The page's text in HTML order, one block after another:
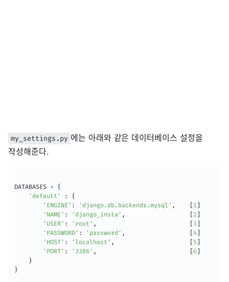
my_settings.py 에는 아래와 같은 데이터베이스 설정을
작성해준다.
DATABASES =
{
'default'
:
{
'ENGINE' : 'django.db.backends.mysql' , 1
'NAME' : 'django_insta' , 2
'USER' : 'root' , 3
'PASSWORD' : 'password' , 4
'HOST' : 'localhost' , 5
'PORT' : '3306' , 6
}
}